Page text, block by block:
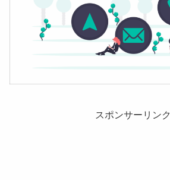
スポンサーリンク